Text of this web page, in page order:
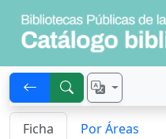
Ficha Por Áreas